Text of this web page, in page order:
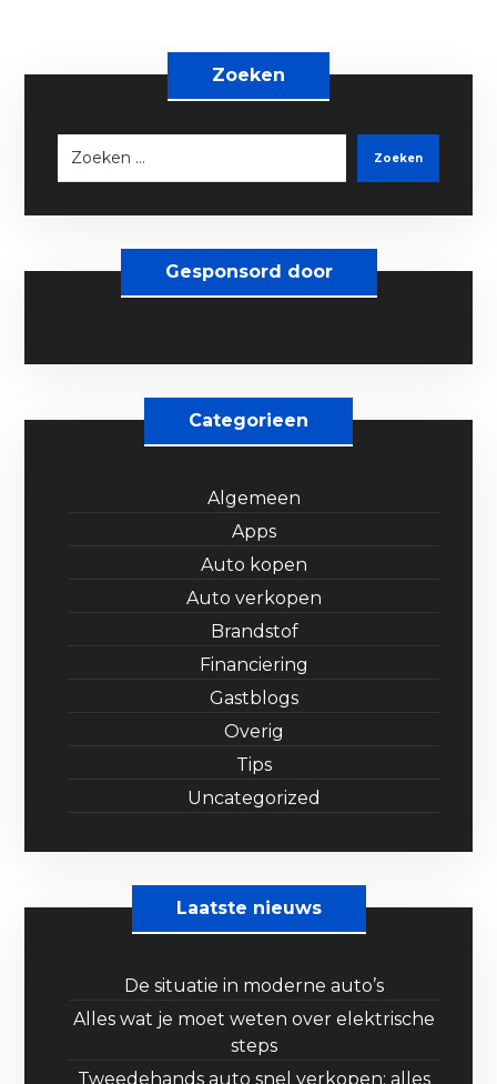
Zoeken
Zoeken
Gesponsord door
Categorieen
Algemeen
Apps
Auto kopen
Auto verkopen
Brandstof
Financiering
Gastblogs
Overig
Tips
Uncategorized
Laatste nieuws
De situatie in moderne auto’s
Alles wat je moet weten over elektrische
steps
Tweedehands auto snel verkopen: alles